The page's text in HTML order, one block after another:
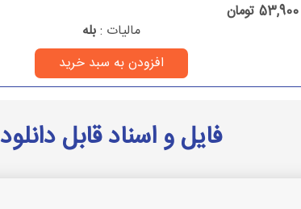
53,900 تومان
مالیات :بله
افزودن به سبد خرید
فایل و اسناد قابل دانلود